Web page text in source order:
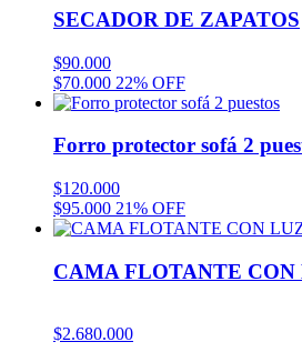
SECADOR DE ZAPATOS
$90.000
$70.000 22% OFF
Forro protector sofá 2
$120.000
$95.000 21% OFF
CAMA FLOTANTE CON
$2.680.000